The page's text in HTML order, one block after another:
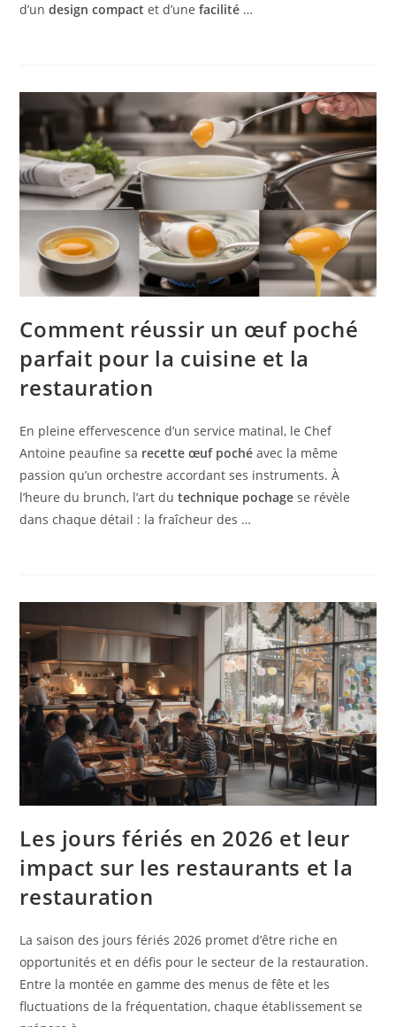
d’undesign compact et d’unefacilité …
Comment réussir un œuf poché
parfait pour la cuisine et la
restauration
En pleine effervescence d’un service matinal, le Chef
Antoine peaufine sa recette œuf poché avec la même
passion qu’un orchestre accordant ses instruments. À
l’heure du brunch, l’art dutechnique pochage se révèle
dans chaque détail : la fraîcheur des …
Les jours fériés en 2026 et leur
impact sur les restaurants et la
restauration
La saison des jours fériés 2026 promet d’être riche en
opportunités et en défis pour le secteur de la restauration.
Entre la montée en gamme des menus de fête et les
fluctuations de la fréquentation, chaque établissement se